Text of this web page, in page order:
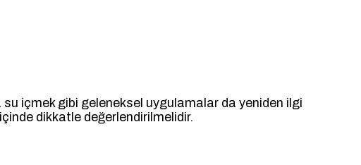
su içmek gibi geleneksel uygulamalar da yeniden ilgi
dikkatle değerlendirilmelidir.